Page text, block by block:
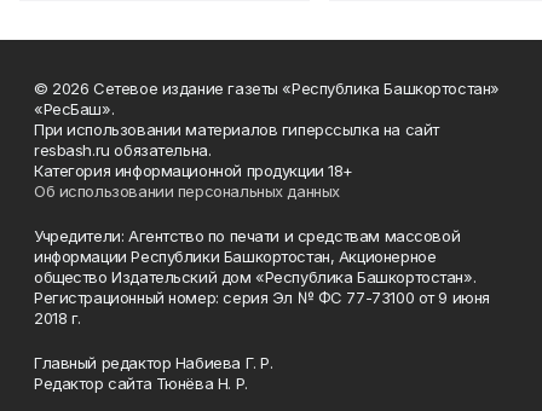
© 2026 Сетевое издание газеты «Республика Башкортостан»
«РесБаш».
При использовании материалов гиперссылка на сайт
resbash.ru обязательна.
Категория информационной продукции 18+
Об использовании персональных данных
Учредители: Агентство по печати и средствам массовой
информации Республики Башкортостан, Акционерное
общество Издательский дом «Республика Башкортостан».
Регистрационный номер: серия Эл № ФС 77-73100 от 9 июня
2018 г.
Главный редактор Набиева Г. Р.
Редактор сайта Тюнёва Н. Р.